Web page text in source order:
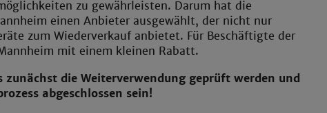
zu gewährleisten. Darum hat die
einen Anbieter ausgewählt, der nicht nur
zum Wiederverkauf anbietet. Für Beschäftigte der
mit einem kleinen Rabatt.
zunächst die Weiterverwendung geprüft werden und
abgeschlossen sein!